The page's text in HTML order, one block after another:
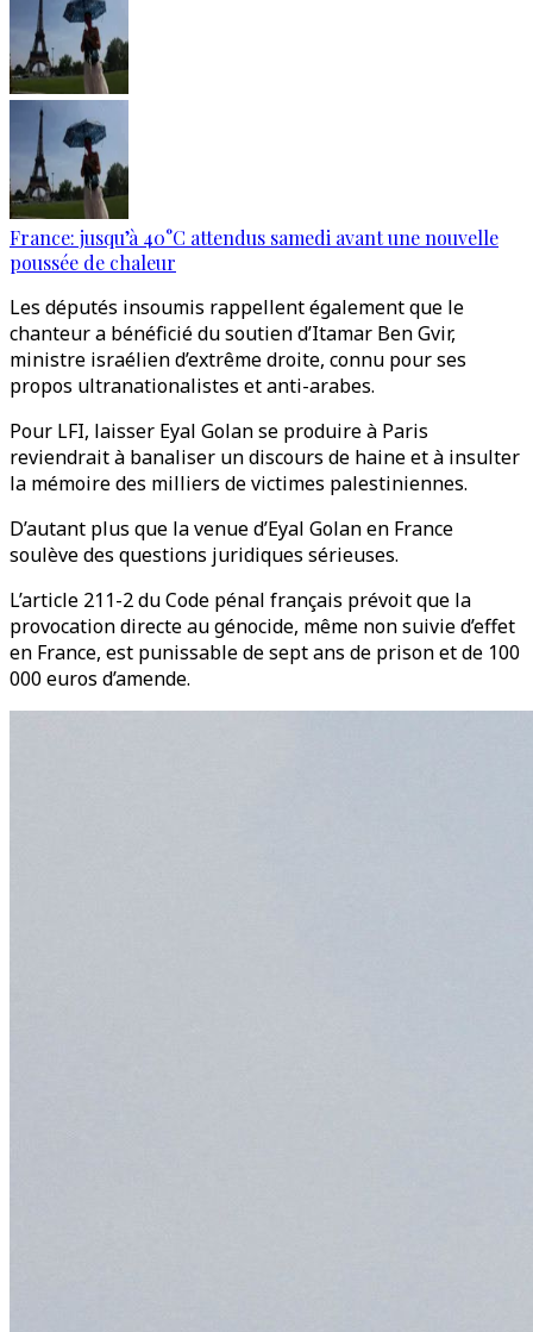
France: jusqu’à 40°C attendus samedi avant une nouvelle
poussée de chaleur
Les députés insoumis rappellent également que le
chanteur a bénéficié du soutien d’Itamar Ben Gvir,
ministre israélien d’extrême droite, connu pour ses
propos ultranationalistes et anti-arabes.
Pour LFI, laisser Eyal Golan se produire à Paris
reviendrait à banaliser un discours de haine et à insulter
la mémoire des milliers de victimes palestiniennes.
D’autant plus que la venue d’Eyal Golan en France
soulève des questions juridiques sérieuses.
L’article 211-2 du Code pénal français prévoit que la
provocation directe au génocide, même non suivie d’effet
en France, est punissable de sept ans de prison et de 100
000 euros d’amende.